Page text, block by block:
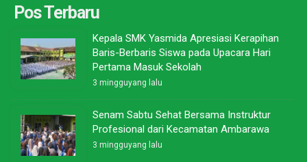
Pos Terbaru
Kepala SMK Yasmida Apresiasi Kerapihan
Baris-Berbaris Siswa pada Upacara Hari
Pertama Masuk Sekolah
3 mingguyang lalu
Senam Sabtu Sehat Bersama Instruktur
Profesional dari Kecamatan Ambarawa
3 mingguyang lalu